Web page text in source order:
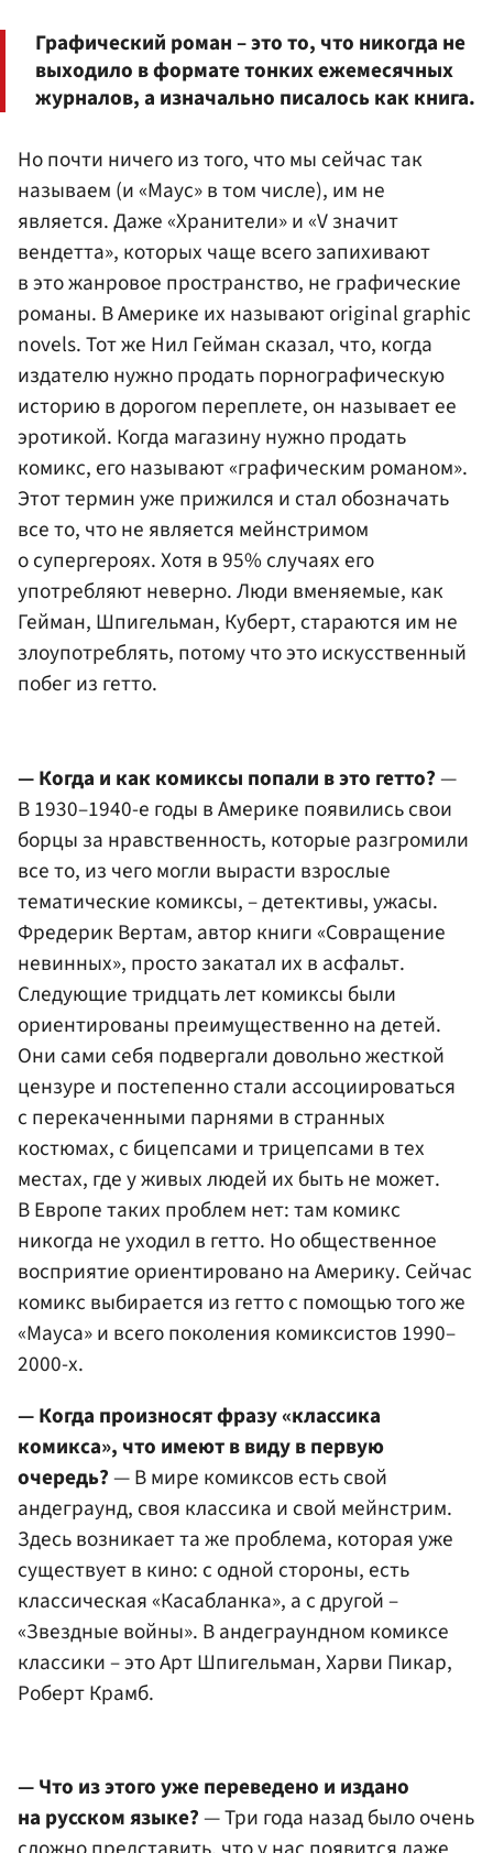
Графический роман – это то, что никогда не
выходило в формате тонких ежемесячных
журналов, а изначально писалось как книга.
Но почти ничего из того, что мы сейчас так
называем (и «Маус» в том числе), им не
является. Даже «Хранители» и «V значит
вендетта», которых чаще всего запихивают
в это жанровое пространство, не графические
романы. В Америке их называют original graphic
novels. Тот же Нил Гейман сказал, что, когда
издателю нужно продать порнографическую
историю в дорогом переплете, он называет ее
эротикой. Когда магазину нужно продать
комикс, его называют «графическим романом».
Этот термин уже прижился и стал обозначать
все то, что не является мейнстримом
о супергероях. Хотя в 95% случаях его
употребляют неверно. Люди вменяемые, как
Гейман, Шпигельман, Куберт, стараются им не
злоупотреблять, потому что это искусственный
побег из гетто.
— Когда и как комиксы попали в это гетто?—
В 1930–1940-е годы в Америке появились свои
борцы за нравственность, которые разгромили
все то, из чего могли вырасти взрослые
тематические комиксы, – детективы, ужасы.
Фредерик Вертам, автор книги «Совращение
невинных», просто закатал их в асфальт.
Следующие тридцать лет комиксы были
ориентированы преимущественно на детей.
Они сами себя подвергали довольно жесткой
цензуре и постепенно стали ассоциироваться
с перекаченными парнями в странных
костюмах, с бицепсами и трицепсами в тех
местах, где у живых людей их быть не может.
В Европе таких проблем нет: там комикс
никогда не уходил в гетто. Но общественное
восприятие ориентировано на Америку. Сейчас
комикс выбирается из гетто с помощью того же
«Мауса» и всего поколения комиксистов 1990–
2000-х.
— Когда произносят фразу «классика
комикса», что имеют в виду в первую
очередь?— В мире комиксов есть свой
андеграунд, своя классика и свой мейнстрим.
Здесь возникает та же проблема, которая уже
существует в кино: с одной стороны, есть
классическая «Касабланка», а с другой –
«Звездные войны». В андеграундном комиксе
классики – это Арт Шпигельман, Харви Пикар,
Роберт Крамб.
— Что из этого уже переведено и издано
на русском языке?— Три года назад было очень